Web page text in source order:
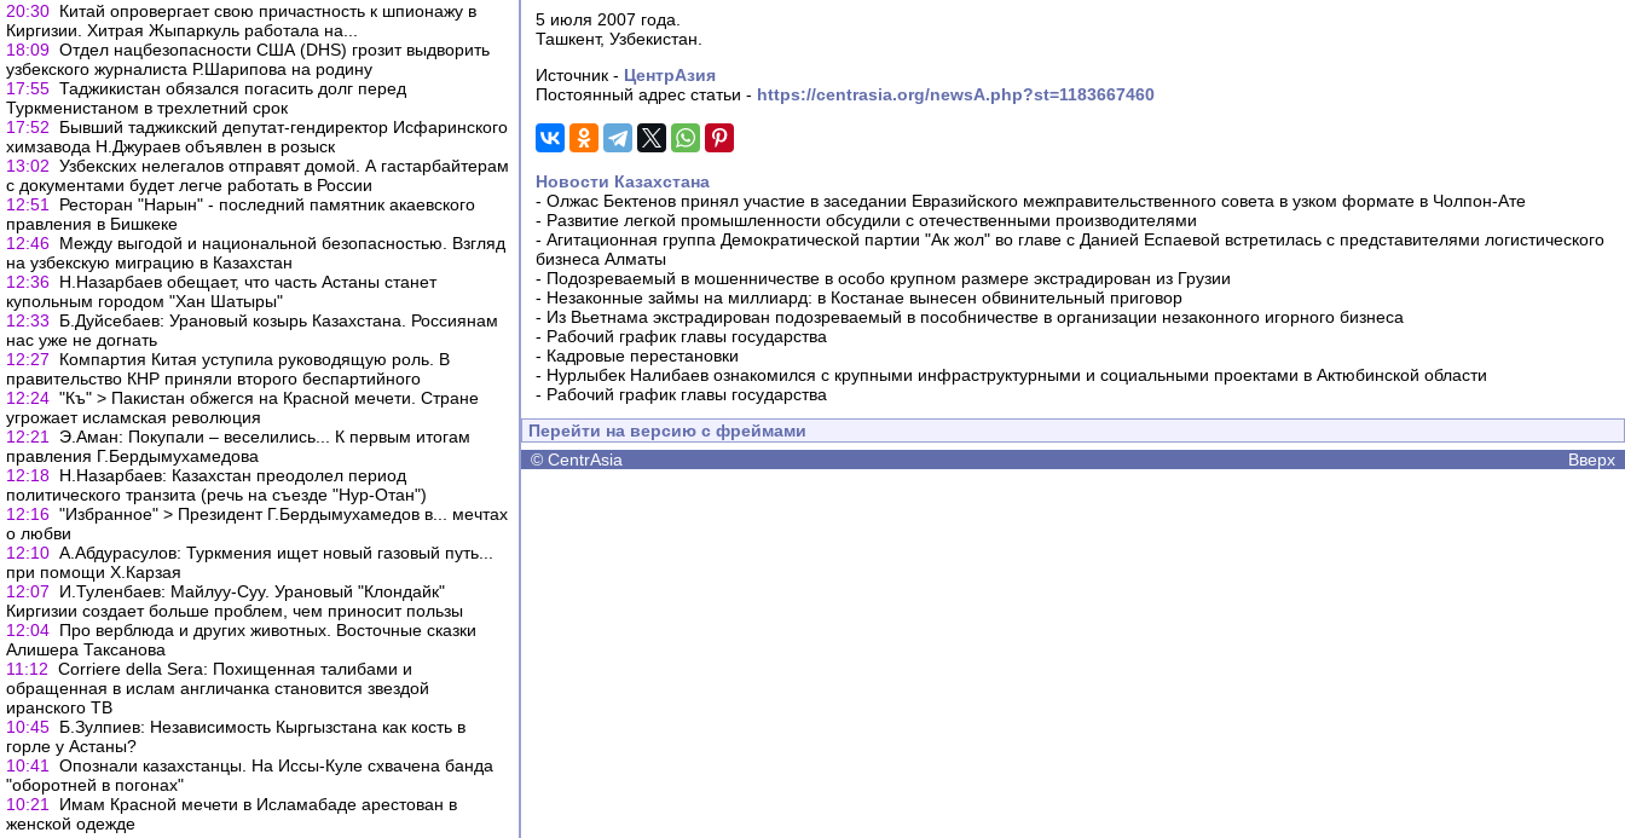
20:30 Китай опровергает свою причастность к шпионажу в
Киргизии. Хитрая Жыпаркуль работала на...
18:09 Отдел нацбезопасности США (DHS) грозит выдворить
узбекского журналиста Р.Шарипова на родину
17:55 Таджикистан обязался погасить долг перед
Туркменистаном в трехлетний срок
17:52
Бывший таджикский депутат-гендиректор Исфаринского
химзавода Н.Джураев объявлен в розыск
13:02 Узбекских нелегалов отправят домой. А гастарбайтерам
с документами будет легче работать в России
12:51
Ресторан "Нарын" - последний памятник акаевского
правления в Бишкеке
12:46 Между выгодой и национальной безопасностью. Взгляд
на узбекскую миграцию в Казахстан
12:36 Н.Назарбаев обещает, что часть Астаны станет
купольным городом "Хан Шатыры"
12:33
Б.Дуйсебаев: Урановый козырь Казахстана. Россиянам
нас уже не догнать
12:27
Компартия Китая уступила руководящую роль. В
правительство КНР приняли второго беспартийного
12:24 "Къ" > Пакистан обжегся на Красной мечети. Стране
угрожает исламская революция
12:21
Э.Аман: Покупали – веселились... К первым итогам
правления Г.Бердымухамедова
12:18 Н.Назарбаев: Казахстан преодолел период
политического транзита (речь на съезде "Нур-Отан")
12:16 "Избранное" > Президент Г.Бердымухамедов в... мечтах
о любви
12:10 А.Абдурасулов: Туркмения ищет новый газовый путь...
при помощи Х.Карзая
12:07
И.Туленбаев: Майлуу-Суу. Урановый "Клондайк"
Киргизии создает больше проблем, чем приносит пользы
12:04 Про верблюда и других животных. Восточные сказки
Алишера Таксанова
11:12 Corriere della Sera: Похищенная талибами и
обращенная в ислам англичанка становится звездой
иранского ТВ
10:45 Б.Зулпиев: Независимость Кыргызстана как кость в
горле у Астаны?
10:41
Опознали казахстанцы. На Иссы-Куле схвачена банда
"оборотней в погонах"
10:21
Имам Красной мечети в Исламабаде арестован в
женской одежде
5 июля 2007 года.
Ташкент, Узбекистан.
Источник - ЦентрАзия
Постоянный адрес статьи - https://centrasia.org/newsA.php?st=1183667460
Новости Казахстана
- Олжас Бектенов принял участие в заседании Евразийского межправительственного совета в узком формате в Чолпон-Ате
- Развитие легкой промышленности обсудили с отечественными производителями
- Агитационная группа Демократической партии "Ак жол" во главе с Данией Еспаевой встретилась с представителями логистического
бизнеса Алматы
- Подозреваемый в мошенничестве в особо крупном размере экстрадирован из Грузии
- Незаконные займы на миллиард: в Костанае вынесен обвинительный приговор
- Из Вьетнама экстрадирован подозреваемый в пособничестве в организации незаконного игорного бизнеса
- Рабочий график главы государства
- Кадровые перестановки
- Нурлыбек Налибаев ознакомился с крупными инфраструктурными и социальными проектами в Актюбинской области
- Рабочий график главы государства
Перейти на версию с фреймами
© CentrAsia Вверх